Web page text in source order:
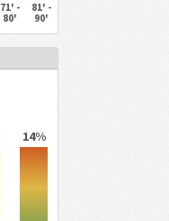
71' -
80'
81' -
90'
14%